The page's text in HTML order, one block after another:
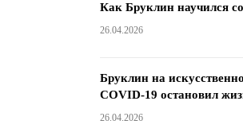
Как Бруклин научился
26.04.2026
Бруклин на
COVID-19 остановил
26.04.2026